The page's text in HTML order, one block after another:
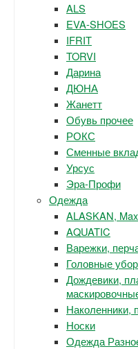
ALS
EVA-SHOES
IFRIT
TORVI
Дарина
ДЮНА
Жанетт
Обувь прочее
РОКС
Сменные
Урсус
Эра-Профи
Одежда
ALASKAN,
AQUATIC
Варежки,
Головные
Дождевики,
Наколенники,
Носки
Одежда